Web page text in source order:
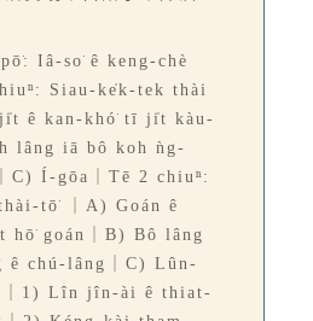
Iâ-so͘ ê keng-chè
Siau-ke̍k-tek thài
ê kan-khó͘ tī ji̍t kàu-
lâng iā bô koh ǹg-
C) Í-gōa｜Tē 2 chiuⁿ:
tō͘ ｜A) Goán ê
goán｜B) Bô lâng
ê chú-lâng｜C) Lûn-
1) Lîn jîn-ài ê thiat-